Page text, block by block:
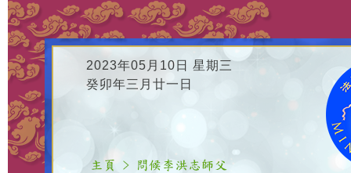
2023年05月10日 星期三
癸卯年三月廿一日